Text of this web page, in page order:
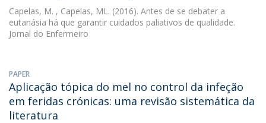
Capelas, M. , Capelas, ML. (2016). Antes de se debater a
eutanásia há que garantir cuidados paliativos de qualidade.
Jornal do Enfermeiro
PAPER
Aplicação tópica do mel no control da infeção
em feridas crónicas: uma revisão sistemática da
literatura